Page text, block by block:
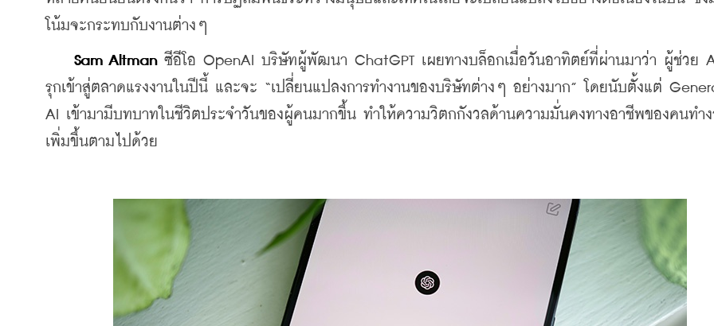
โน้มจะกระทบกับงานต่างๆ
Sam Altman ซีอีโอ OpenAI บริษัทผู้พัฒนา ChatGPT เผยทางบล็อกเมื่อวันอาทิตย์ที่ผ่านมาว่า ผู้ช่วย
รุกเข้าสู่ตลาดแรงงานในปีนี้ และจะ “เปลี่ยนแปลงการทำงานของบริษัทต่างๆ อย่างมาก” โดยนับตั้งแต่
AI เข้ามามีบทบาทในชีวิตประจำวันของผู้คนมากขึ้น ทำให้ความวิตกกังวลด้านความมั่นคงทางอาชีพของคนทำ
เพิ่มขึ้นตามไปด้วย